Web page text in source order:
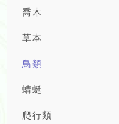
喬木
草本
鳥類
蜻蜓
爬行類